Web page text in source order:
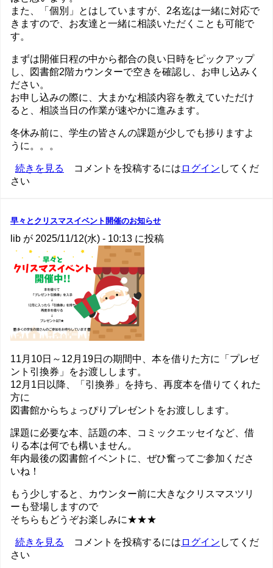
また、「個別」とはしていますが、2名迄は一緒に対応で
きますので、お友達と一緒に相談いただくことも可能で
す。
まずは開催日程の中から都合の良い日時をピックアップ
し、図書館2階カウンターで空きを確認し、お申し込みく
ださい。
お申し込みの際に、大まかな相談内容を教えていただけ
ると、相談当日の作業が速やかに進みます。
冬休み前に、学生の皆さんの課題が少しでも捗りますよ
うに。。。
個
別
会
開
催
の
お
続きを見る コメントを投稿するには ログイン してくだ
さい
早々とクリスマスイベント開催のお知らせ
lib が 2025/11/12(水) - 10:13 に投稿
11月10日～12月19日の期間中、本を借りた方に「プレゼ
ント引換券」をお渡しします。
12月1日以降、「引換券」を持ち、再度本を借りてくれた
方に
図書館からちょっぴりプレゼントをお渡しします。
課題に必要な本、話題の本、コミックエッセイなど、借
りる本は何でも構いません。
年内最後の図書館イベントに、ぜひ奮ってご参加くださ
いね！
もう少しすると、カウンター前に大きなクリスマスツリ
ーも登場しますので
そちらもどうぞお楽しみに★★★
早々
と
続きを見る コメントを投稿するには ログイン してくだ
さい